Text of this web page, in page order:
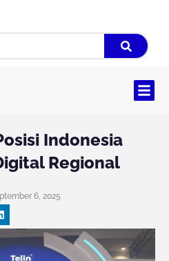
Indonesia
Regional
6, 2025